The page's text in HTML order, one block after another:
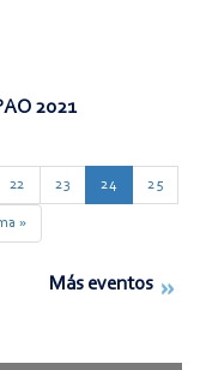
2021
22 23 24 25
»
Más eventos